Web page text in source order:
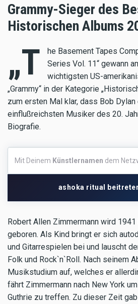
Grammy-Sieger des
Historischen Albums
„T
he Basement Tapes
Series Vol. 11“ gewann
wichtigsten US-
„Grammy“ in der Kategorie
zum ersten Mal klar, dass Bob Dylan
einflußreichsten Musiker des 20.
Biografie.
Deinem
Künstlernamen
Mit Deinem Künstlernamen dem
ashoka ritual
Robert Allen Zimmermann wird
geboren. Als Kind bringt er sich
und Gitarrespielen bei und lauscht
Folk und Rock`n`Roll. Nach seinem
Musikstudium auf, welches er
fährt Zimmermann nach New York
Guthrie zu treffen. Zu dieser Zeit